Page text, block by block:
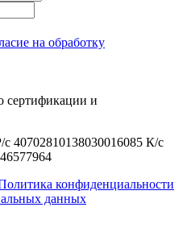
на обработку
сертификации и
40702810138030016085 К/с
конфиденциальности
данных